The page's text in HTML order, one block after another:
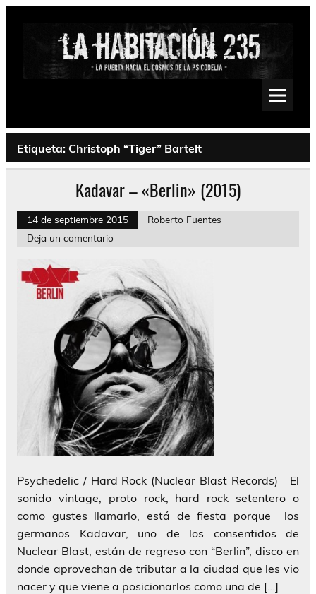
Saltar
Psychedelic, Stoner, Doom, Sludge, Fuzz, Space, Drone
Etiqueta: Christoph “Tiger” Bartelt
Kadavar – «Berlin» (2015)
14 de septiembre 2015
Roberto Fuentes
Deja un comentario
Psychedelic / Hard Rock (Nuclear Blast Records) El
sonido vintage, proto rock, hard rock setentero o
como gustes llamarlo, está de fiesta porque los
germanos Kadavar, uno de los consentidos de
Nuclear Blast, están de regreso con “Berlin”, disco en
donde aprovechan de tributar a la ciudad que les vio
nacer y que viene a posicionarlos como una de […]